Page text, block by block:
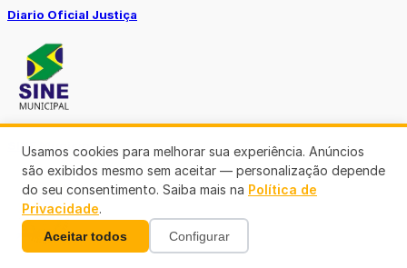
Diario Oficial Justiça
SINE Municipal
Usamos cookies para melhorar sua experiência. Anúncios
são exibidos mesmo sem aceitar — personalização depende
do seu consentimento. Saiba mais na Política de
Privacidade.
Aceitar todos Configurar